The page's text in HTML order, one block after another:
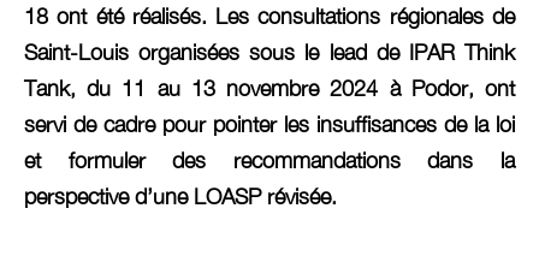
18 ont été réalisés. Les consultations régionales de
Saint-Louis organisées sous le lead de IPAR Think
Tank, du 11 au 13 novembre 2024 à Podor, ont
servi de cadre pour pointer les insuffisances de la loi
et formuler des recommandations dans la
perspective d’une LOASP révisée.